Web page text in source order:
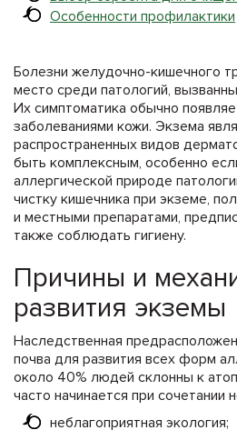
Особенности профилактики
Болезни желудочно-кишечного
место среди патологий,
Их симптоматика обычно
заболеваниями кожи. Экзема
распространенных видов
быть комплексным, особенно
аллергической природе
чистку кишечника при экземе,
и местными препаратами,
также соблюдать гигиену.
Причины и
развития экземы
Наследственная
почва для развития всех форм
около 40% людей склонны к
часто начинается при сочетании
неблагоприятная экология;